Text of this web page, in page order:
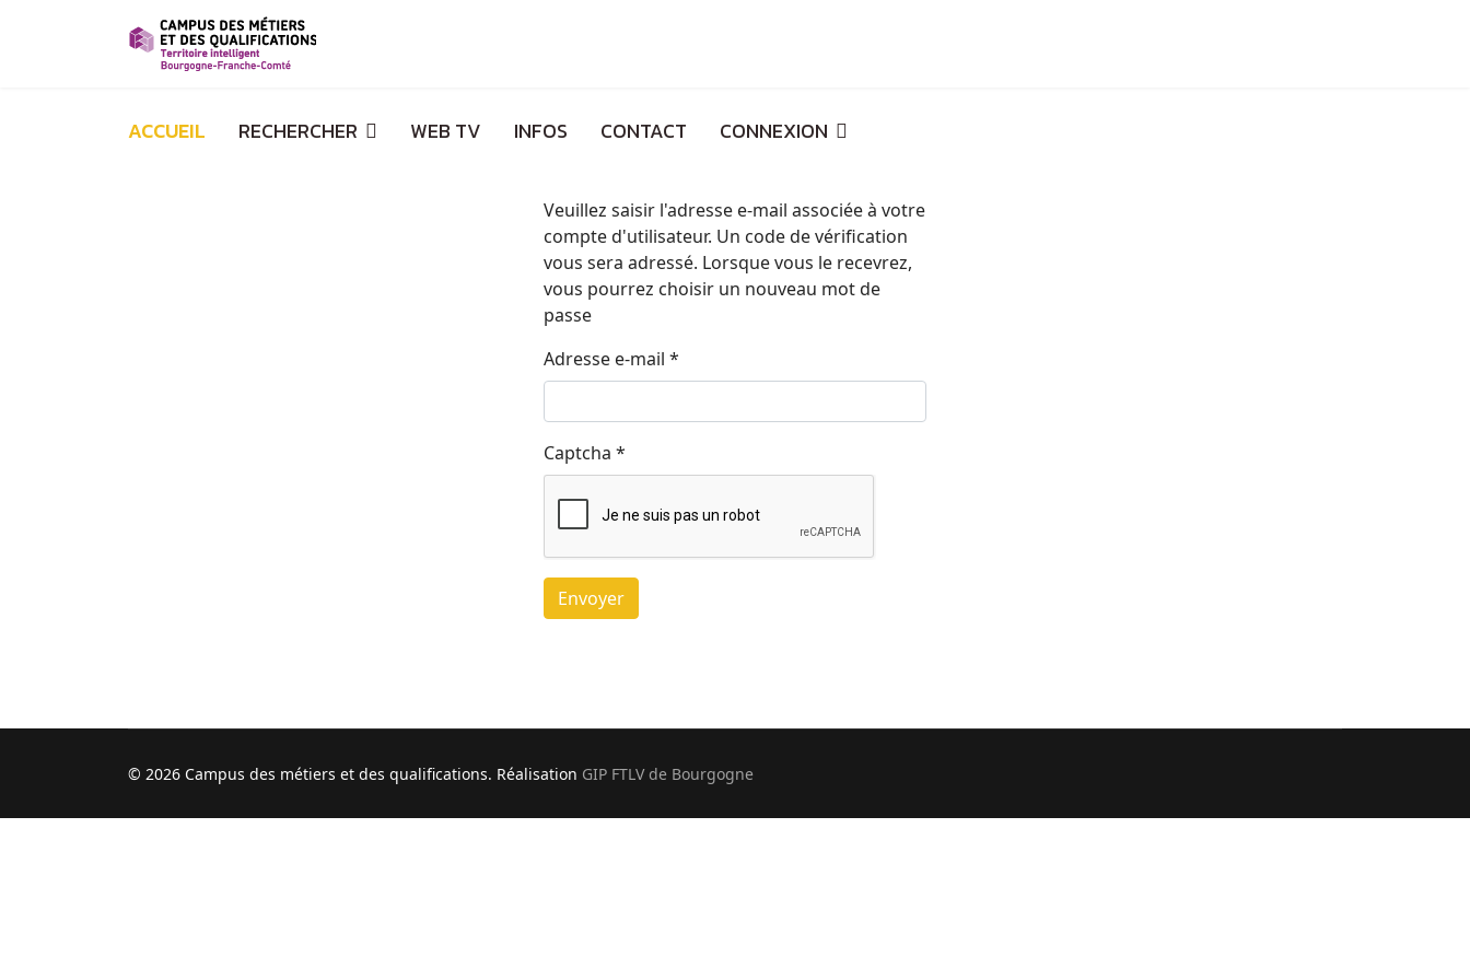
ACCUEIL RECHERCHER WEB TV INFOS CONTACT CONNEXION
Veuillez saisir l'adresse e-mail associée à votre
compte d'utilisateur. Un code de vérification
vous sera adressé. Lorsque vous le recevrez,
vous pourrez choisir un nouveau mot de
passe
Adresse e-mail *
Captcha *
Envoyer
© 2026 Campus des métiers et des qualifications. Réalisation GIP FTLV de Bourgogne